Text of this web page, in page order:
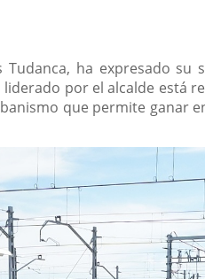
ha expresado su
por el alcalde está
que permite ganar